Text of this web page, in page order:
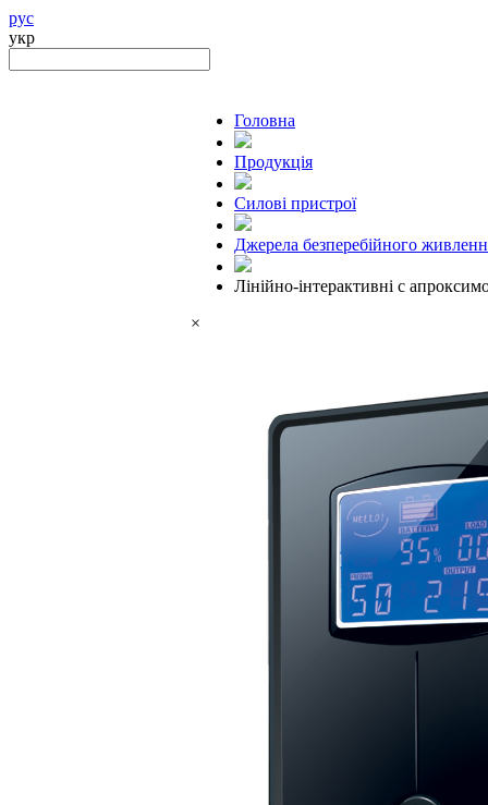
рус
укр
Головна
Продукцiя
Силові пристрої
Джерела безперебійного
Лінійно-інтерактивні с
×